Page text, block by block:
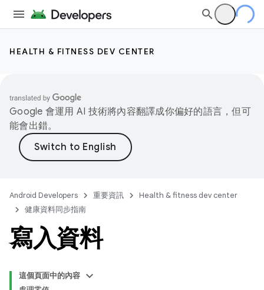
HEALTH & FITNESS DEV CENTER
Google 會運用 AI 技術將內容翻譯成你偏好的語言，但可
能會出錯。
Android Developers 重要資訊
Health & fitness dev center
健康資料同步指南
寫入資料
這個頁面中的內容